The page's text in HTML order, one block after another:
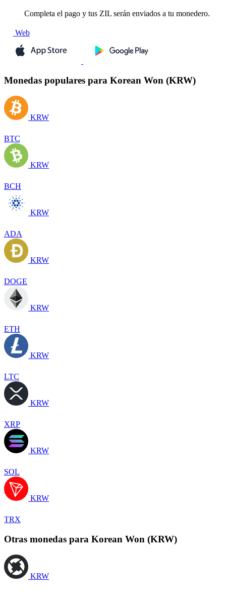
Completa el pago y tus ZIL serán enviados a tu monedero.
Web
Monedas populares para Korean Won (KRW)
KRW
BTC
KRW
BCH
KRW
ADA
KRW
DOGE
KRW
ETH
KRW
LTC
KRW
XRP
KRW
SOL
KRW
TRX
Otras monedas para Korean Won (KRW)
KRW